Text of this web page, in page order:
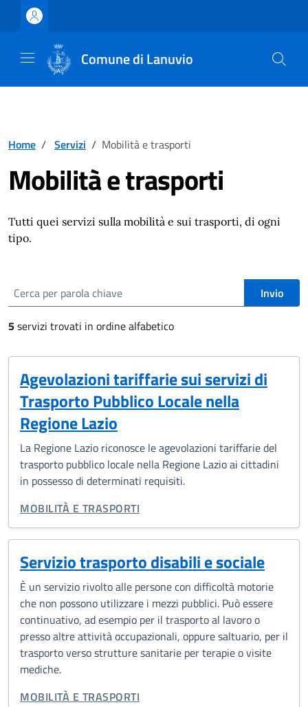
Vai ai contenuti
Vai al footer
Comune di Lanuvio
Home / Servizi / Mobilità e trasporti
Mobilità e trasporti
Tutti quei servizi sulla mobilità e sui trasporti, di ogni
tipo.
cerca Invio
5servizi trovati in ordine alfabetico
Agevolazioni tariffarie sui servizi di
Trasporto Pubblico Locale nella
Regione Lazio
La Regione Lazio riconosce le agevolazioni tariffarie del
trasporto pubblico locale nella Regione Lazio ai cittadini
in possesso di determinati requisiti.
CATEGORIA CORRELATA:
MOBILITÀ E TRASPORTI
Servizio trasporto disabili e sociale
È un servizio rivolto alle persone con difficoltà motorie
che non possono utilizzare i mezzi pubblici. Può essere
continuativo, ad esempio per il trasporto al lavoro o
presso altre attività occupazionali, oppure saltuario, per il
trasporto verso strutture sanitarie per terapie o visite
mediche.
CATEGORIA CORRELATA:
MOBILITÀ E TRASPORTI